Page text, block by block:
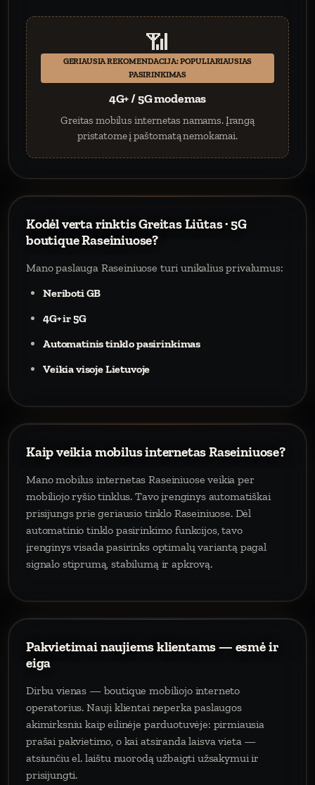
📶
GERIAUSIA REKOMENDACIJA: POPULIARIAUSIAS
PASIRINKIMAS
4G+ / 5G modemas
Greitas mobilus internetas namams. Įrangą
pristatome į paštomatą nemokamai.
Kodėl verta rinktis Greitas Liūtas · 5G
boutique Raseiniuose?
Mano paslauga Raseiniuose turi unikalius privalumus:
Neriboti GB
4G+ ir 5G
Automatinis tinklo pasirinkimas
Veikia visoje Lietuvoje
Kaip veikia mobilus internetas Raseiniuose?
Mano mobilus internetas Raseiniuose veikia per
mobiliojo ryšio tinklus. Tavo įrenginys automatiškai
prisijungs prie geriausio tinklo Raseiniuose. Dėl
automatinio tinklo pasirinkimo funkcijos, tavo
įrenginys visada pasirinks optimalų variantą pagal
signalo stiprumą, stabilumą ir apkrovą.
Pakvietimai naujiems klientams — esmė ir
eiga
Dirbu vienas — boutique mobiliojo interneto
operatorius. Nauji klientai neperka paslaugos
akimirksniu kaip eilinėje parduotuvėje: pirmiausia
prašai pakvietimo, o kai atsiranda laisva vieta —
atsiunčiu el. laištu nuorodą užbaigti užsakymui ir
prisijungti.